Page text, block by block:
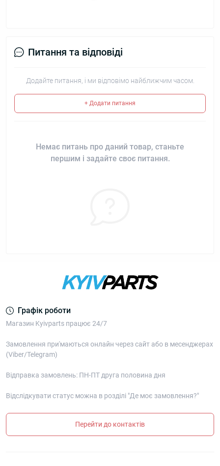
Питання та відповіді
Додайте питання, і ми відповімо найближчим часом.
+ Додати питання
Немає питань про даний товар, станьте
першим і задайте своє питання.
Графік роботи
Магазин Kyivparts працює 24/7
Замовлення при'маються онлайн через сайт або в месенджерах
(Viber/Telegram)
Відправка замовлень: ПН-ПТ друга половина дня
Відслідкувати статус можна в розділі "Де моє замовлення?"
Перейти до контактів